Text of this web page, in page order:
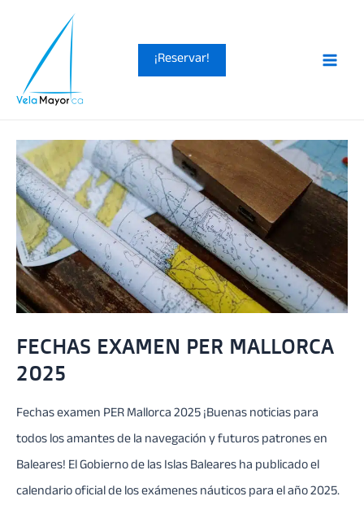
contenido
¡Reservar!
Main
FECHAS EXAMEN PER MALLORCA
2025
Fechas examen PER Mallorca 2025 ¡Buenas noticias para
todos los amantes de la navegación y futuros patrones en
Baleares! El Gobierno de las Islas Baleares ha publicado el
calendario oficial de los exámenes náuticos para el año 2025.